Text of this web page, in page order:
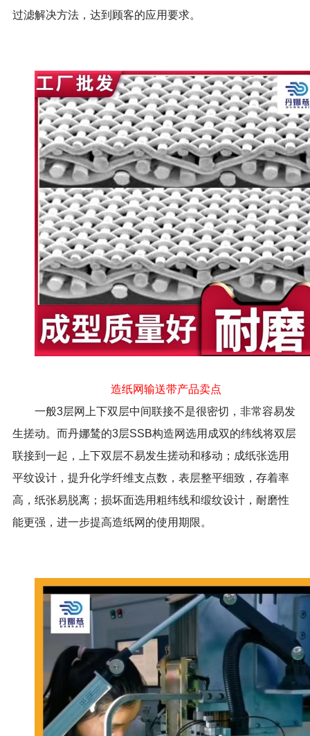
过滤解决方法，达到顾客的应用要求。
造纸网输送带产品卖点
一般3层网上下双层中间联接不是很密切，非常容易发
生搓动。而丹娜鸶的3层SSB构造网选用成双的纬线将双层
联接到一起，上下双层不易发生搓动和移动；成纸张选用
平纹设计，提升化学纤维支点数，表层整平细致，存着率
高，纸张易脱离；损坏面选用粗纬线和缎纹设计，耐磨性
能更强，进一步提高造纸网的使用期限。